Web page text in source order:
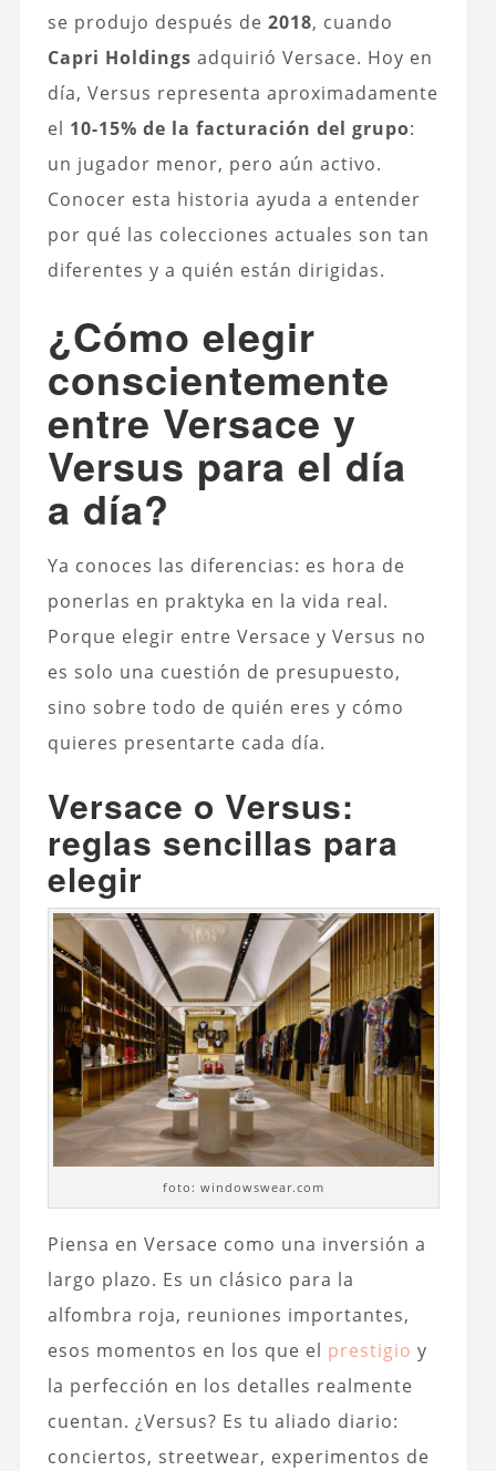
se produjo después de 2018, cuando
Capri Holdings adquirió Versace. Hoy en
día, Versus representa aproximadamente
el 10-15% de la facturación del grupo:
un jugador menor, pero aún activo.
Conocer esta historia ayuda a entender
por qué las colecciones actuales son tan
diferentes y a quién están dirigidas.
¿Cómo elegir
conscientemente
entre Versace y
Versus para el día
a día?
Ya conoces las diferencias: es hora de
ponerlas en praktyka en la vida real.
Porque elegir entre Versace y Versus no
es solo una cuestión de presupuesto,
sino sobre todo de quién eres y cómo
quieres presentarte cada día.
Versace o Versus:
reglas sencillas para
elegir
foto: windowswear.com
Piensa en Versace como una inversión a
largo plazo. Es un clásico para la
alfombra roja, reuniones importantes,
esos momentos en los que el prestigio y
la perfección en los detalles realmente
cuentan. ¿Versus? Es tu aliado diario:
conciertos, streetwear, experimentos de